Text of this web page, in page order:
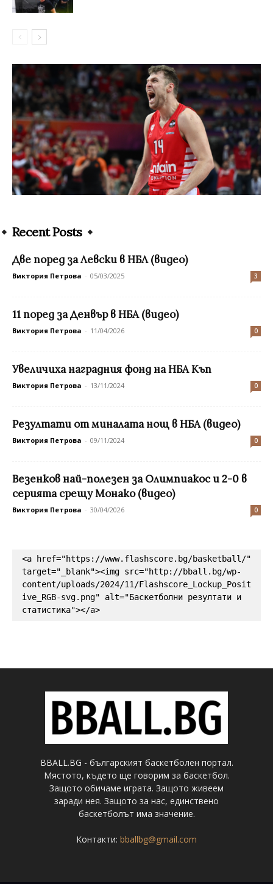
Recent Posts
Две поред за Левски в НБЛ (видео)
Виктория Петрова - 05/03/2025 3
11 поред за Денвър в НБА (видео)
Виктория Петрова - 11/04/2026 0
Увеличиха наградния фонд на НБА Къп
Виктория Петрова - 13/11/2024 0
Резултати от миналата нощ в НБА (видео)
Виктория Петрова - 09/11/2024 0
Везенков най-полезен за Олимпиакос и 2-0 в
серията срещу Монако (видео)
Виктория Петрова - 30/04/2026 0
<a href="https://www.flashscore.bg/basketball/"
target="_blank"><img src="http://bball.bg/wp-
content/uploads/2024/11/Flashscore_Lockup_Posit
ive_RGB-svg.png" alt="Баскетболни резултати и
статистика"></a>
BBALL.BG - българският баскетболен портал.
Мястото, където ще говорим за баскетбол.
Защото обичаме играта. Защото живеем
заради нея. Защото за нас, единствено
баскетболът има значение.
Контакти: bballbg@gmail.com